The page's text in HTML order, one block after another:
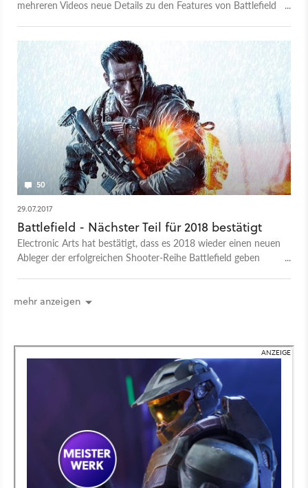
mehreren Videos neue Details zu den Features von Battlefield
50
29.07.2017
Battlefield - Nächster Teil für 2018 bestätigt
Electronic Arts hat bestätigt, dass es 2018 wieder einen neuen
Ableger der erfolgreichen Shooter-Reihe Battlefield geben
mehr anzeigen